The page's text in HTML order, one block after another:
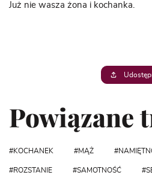
Już nie wasza żona i kochanka.
Powiązane
KOCHANEK MĄŻ
ROZSTANIE SAMOTNOŚĆ